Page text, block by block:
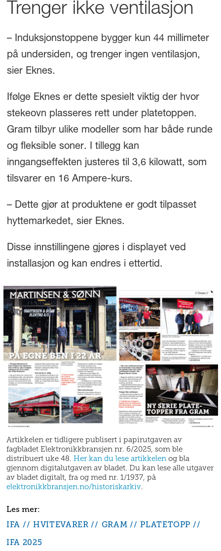
Trenger ikke ventilasjon
– Induksjonstoppene bygger kun 44 millimeter
på undersiden, og trenger ingen ventilasjon,
sier Eknes.
Ifølge Eknes er dette spesielt viktig der hvor
stekeovn plasseres rett under platetoppen.
Gram tilbyr ulike modeller som har både runde
og fleksible soner. I tillegg kan
inngangseffekten justeres til 3,6 kilowatt, som
tilsvarer en 16 Ampere-kurs.
– Dette gjør at produktene er godt tilpasset
hyttemarkedet, sier Eknes.
Disse innstillingene gjøres i displayet ved
installasjon og kan endres i ettertid.
Artikkelen er tidligere publisert i papirutgaven av
fagbladet Elektronikkbransjen nr. 6/2025, som ble
distribuert uke 48.Her kan du lese artikkelen og bla
gjennom digitalutgaven av bladet. Du kan lese alle utgaver
av bladet digitalt, fra og med nr. 1/1937, på
elektronikkbransjen.no/historiskarkiv.
IFA HVITEVARER GRAM
PLATETOPP
IFA 2025